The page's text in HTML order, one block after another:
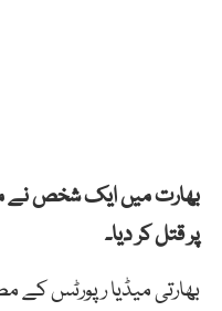
بھارت میں ایک شخص نے
پر قتل کر دیا۔
بھارتی میڈیا رپورٹس کے